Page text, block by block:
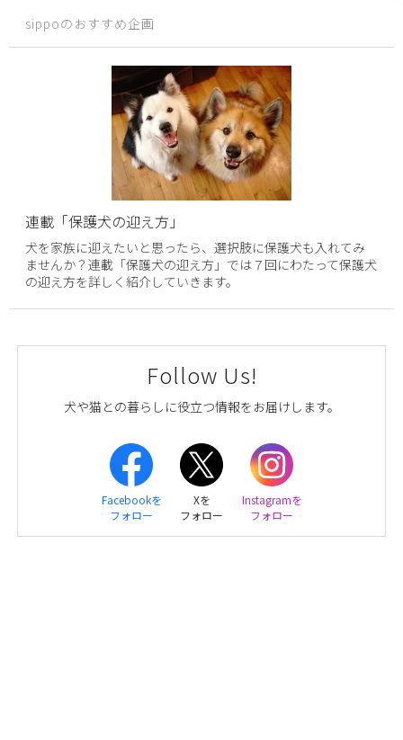
sippoのおすすめ企画
連載「保護犬の迎え方」
犬を家族に迎えたいと思ったら、選択肢に保護犬も入れてみ
ませんか？連載「保護犬の迎え方」では７回にわたって保護犬
の迎え方を詳しく紹介していきます。
Follow Us!
犬や猫との暮らしに役立つ情報をお届けします。
Facebookを
フォロー
Xを
フォロー
Instagramを
フォロー